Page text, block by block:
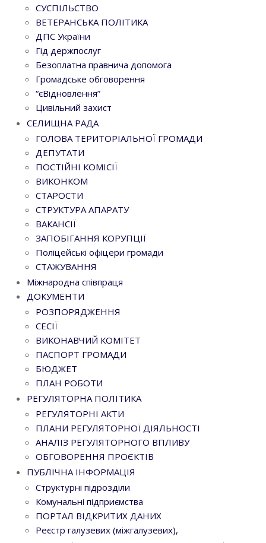
СУСПІЛЬСТВО
ВЕТЕРАНСЬКА ПОЛІТИКА
ДПС України
Гід держпослуг
Безоплатна правнича допомога
Громадське обговорення
“єВідновлення”
Цивільний захист
СЕЛИЩНА РАДА
ГОЛОВА ТЕРИТОРІАЛЬНОЇ ГРОМАДИ
ДЕПУТАТИ
ПОСТІЙНІ КОМІСІЇ
ВИКОНКОМ
СТАРОСТИ
СТРУКТУРА АПАРАТУ
ВАКАНСІЇ
ЗАПОБІГАННЯ КОРУПЦІЇ
Поліцейські офіцери громади
СТАЖУВАННЯ
Міжнародна співпраця
ДОКУМЕНТИ
РОЗПОРЯДЖЕННЯ
СЕСІЇ
ВИКОНАВЧИЙ КОМІТЕТ
ПАСПОРТ ГРОМАДИ
БЮДЖЕТ
ПЛАН РОБОТИ
РЕГУЛЯТОРНА ПОЛІТИКА
РЕГУЛЯТОРНІ АКТИ
ПЛАНИ РЕГУЛЯТОРНОЇ ДІЯЛЬНОСТІ
АНАЛІЗ РЕГУЛЯТОРНОГО ВПЛИВУ
ОБГОВОРЕННЯ ПРОЄКТІВ
ПУБЛІЧНА ІНФОРМАЦІЯ
Структурні підрозділи
Комунальні підприємства
ПОРТАЛ ВІДКРИТИХ ДАНИХ
Реєстр галузевих (міжгалузевих),